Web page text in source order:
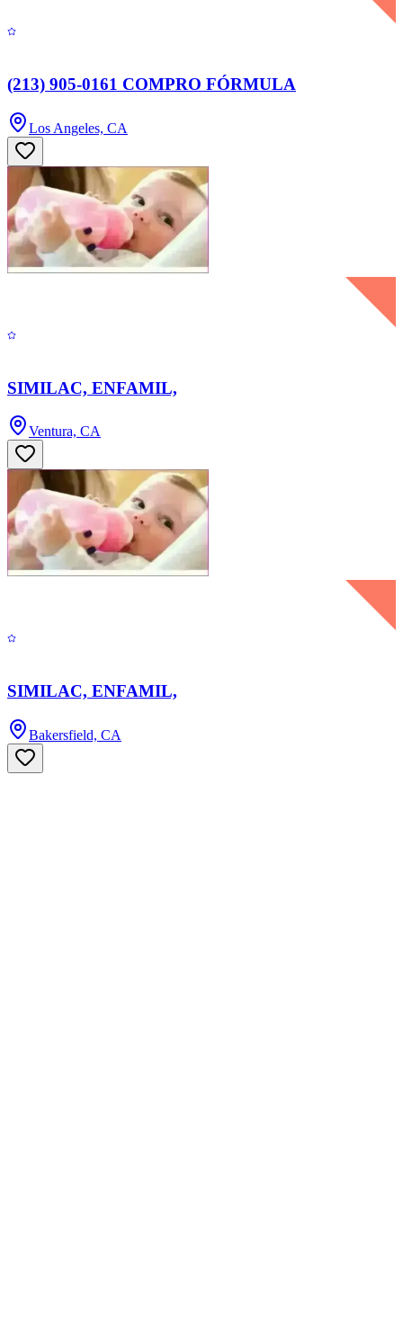
(213) 905-0161 COMPRO FÓRMULA
Los Angeles, CA
SIMILAC, ENFAMIL,
Ventura, CA
SIMILAC, ENFAMIL,
Bakersfield, CA